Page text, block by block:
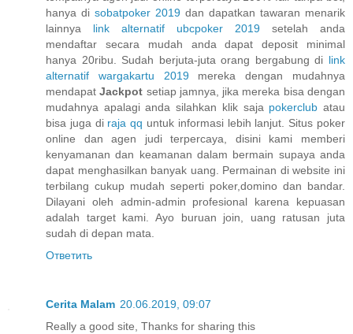
hanya di sobatpoker 2019 dan dapatkan tawaran menarik
lainnya link alternatif ubcpoker 2019 setelah anda
mendaftar secara mudah anda dapat deposit minimal
hanya 20ribu. Sudah berjuta-juta orang bergabung di link
alternatif wargakartu 2019mereka dengan mudahnya
mendapatJackpot setiap jamnya, jika mereka bisa dengan
mudahnya apalagi anda silahkan klik saja pokerclub atau
bisa juga di raja qq untuk informasi lebih lanjut. Situs poker
online dan agen judi terpercaya, disini kami memberi
kenyamanan dan keamanan dalam bermain supaya anda
dapat menghasilkan banyak uang. Permainan di website ini
terbilang cukup mudah seperti poker,domino dan bandar.
Dilayani oleh admin-admin profesional karena kepuasan
adalah target kami. Ayo buruan join, uang ratusan juta
sudah di depan mata.
Ответить
Cerita Malam 20.06.2019, 09:07
Really a good site, Thanks for sharing this